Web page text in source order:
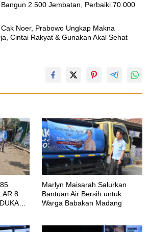
2.500 Jembatan, Perbaiki 70.000
Noer, Prabowo Ungkap Makna
Cintai Rakyat & Gunakan Akal Sehat
8
Marlyn Maisarah Salurkan
Bantuan Air Bersih untuk
Warga Babakan Madang